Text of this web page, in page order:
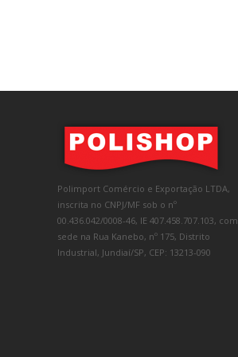
Polimport Comércio e Exportação LTDA,
inscrita no CNPJ/MF sob o nº
00.436.042/0008-46, IE 407.458.707.103, com
sede na Rua Kanebo, nº 175, Distrito
Industrial, Jundiaí/SP, CEP: 13213-090